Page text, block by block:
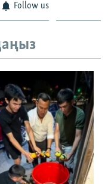
Follow us